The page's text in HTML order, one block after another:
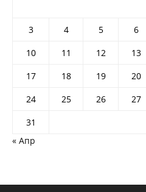
3
4 5 6
10
11 12 13
17
18 19 20
24
25 26 27
31
« Апр